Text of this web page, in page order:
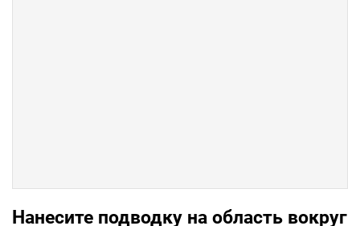
Нанесите подводку на область вокруг